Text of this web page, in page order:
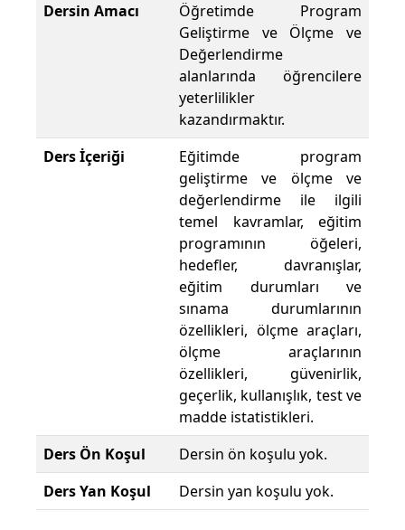
Dersin Amacı
Öğretimde Program
Geliştirme ve Ölçme ve
Değerlendirme
alanlarında öğrencilere
yeterlilikler
kazandırmaktır.
Ders İçeriği
Eğitimde program
geliştirme ve ölçme ve
değerlendirme ile ilgili
temel kavramlar, eğitim
programının öğeleri,
hedefler, davranışlar,
eğitim durumları ve
sınama durumlarının
özellikleri, ölçme araçları,
ölçme araçlarının
özellikleri, güvenirlik,
geçerlik, kullanışlık, test ve
madde istatistikleri.
Ders Ön Koşul
Dersin ön koşulu yok.
Ders Yan Koşul
Dersin yan koşulu yok.